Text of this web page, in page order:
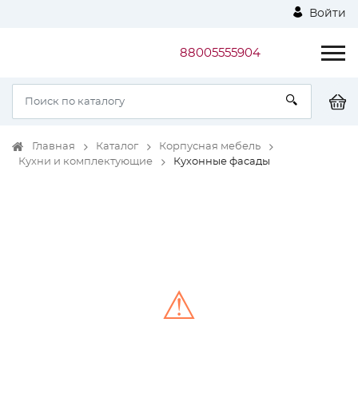
Войти
88005555904
Главная Каталог
Корпусная мебель
Кухни и комплектующие
Кухонные фасады
⚠